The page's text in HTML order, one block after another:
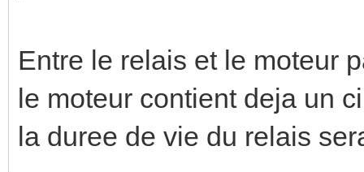
Entre le relais et le moteur
le moteur contient deja un
la duree de vie du relais